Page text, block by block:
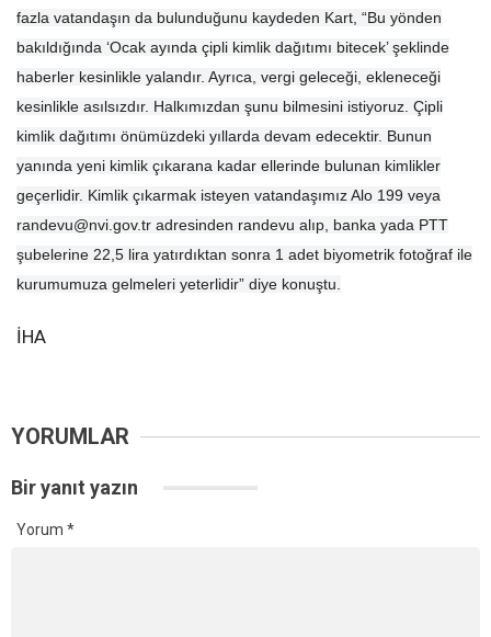
fazla vatandaşın da bulunduğunu kaydeden Kart, “Bu yönden
bakıldığında ‘Ocak ayında çipli kimlik dağıtımı bitecek’ şeklinde
haberler kesinlikle yalandır. Ayrıca, vergi geleceği, ekleneceği
kesinlikle asılsızdır. Halkımızdan şunu bilmesini istiyoruz. Çipli
kimlik dağıtımı önümüzdeki yıllarda devam edecektir. Bunun
yanında yeni kimlik çıkarana kadar ellerinde bulunan kimlikler
geçerlidir. Kimlik çıkarmak isteyen vatandaşımız Alo 199 veya
randevu@nvi.gov.tr adresinden randevu alıp, banka yada PTT
şubelerine 22,5 lira yatırdıktan sonra 1 adet biyometrik fotoğraf ile
kurumumuza gelmeleri yeterlidir” diye konuştu.
İHA
YORUMLAR
Bir yanıt yazın
Yorum *